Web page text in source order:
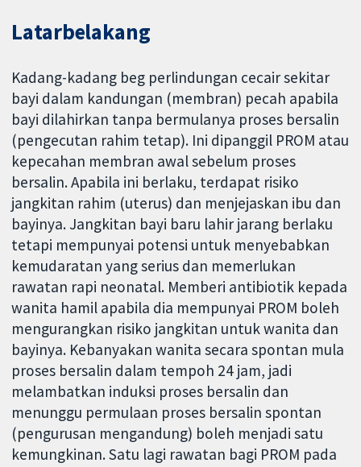
Latarbelakang
Kadang-kadang beg perlindungan cecair sekitar
bayi dalam kandungan (membran) pecah apabila
bayi dilahirkan tanpa bermulanya proses bersalin
(pengecutan rahim tetap). Ini dipanggil PROM atau
kepecahan membran awal sebelum proses
bersalin. Apabila ini berlaku, terdapat risiko
jangkitan rahim (uterus) dan menjejaskan ibu dan
bayinya. Jangkitan bayi baru lahir jarang berlaku
tetapi mempunyai potensi untuk menyebabkan
kemudaratan yang serius dan memerlukan
rawatan rapi neonatal. Memberi antibiotik kepada
wanita hamil apabila dia mempunyai PROM boleh
mengurangkan risiko jangkitan untuk wanita dan
bayinya. Kebanyakan wanita secara spontan mula
proses bersalin dalam tempoh 24 jam, jadi
melambatkan induksi proses bersalin dan
menunggu permulaan proses bersalin spontan
(pengurusan mengandung) boleh menjadi satu
kemungkinan. Satu lagi rawatan bagi PROM pada